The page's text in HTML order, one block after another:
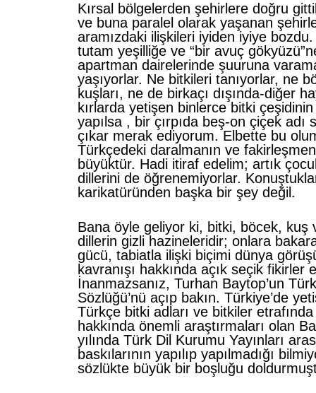
Kırsal bölgelerden şehirlere doğru
ve buna paralel olarak yaşanan
aramızdaki ilişkileri iyiden iyiye
tutam yeşilliğe ve “bir avuç
apartman dairelerinde şuuruna
yaşıyorlar. Ne bitkileri tanıyorlar, ne
kuşları, ne de birkaçı dışında-diğer
kırlarda yetişen binlerce bitki
yapılsa , bir çırpıda beş-on çiçek adı
çıkar merak ediyorum. Elbette bu
Türkçedeki daralmanın ve
büyüktür. Hadi itiraf edelim; artık
dillerini de öğrenemiyorlar.
karikatüründen başka bir şey değil.
Bana öyle geliyor ki, bitki, böcek, kuş
dillerin gizli hazineleridir; onlara
gücü, tabiatla ilişki biçimi dünya
kavranışı hakkında açık seçik fikirler
İnanmazsanız, Turhan Baytop’un
Sözlüğü’nü açıp bakın. Türkiye’de
Türkçe bitki adları ve bitkiler
hakkında önemli araştırmaları olan
yılında Türk Dil Kurumu Yayınları
baskılarının yapılıp yapılmadığı
sözlükte büyük bir boşluğu